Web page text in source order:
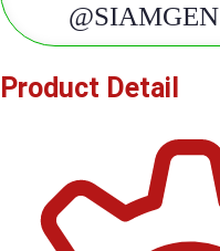
@SIAMGEN
Product Detail